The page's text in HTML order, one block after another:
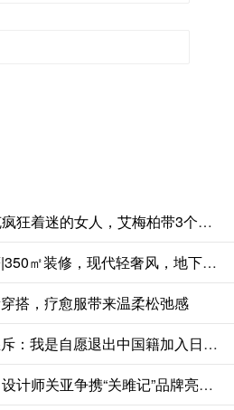
红盘策略APP下载 马斯克疯狂着迷的女人，艾梅柏带3个娃隐居西班牙，孩子生父成谜
成都配资网 昆明山海原著|350㎡装修，现代轻奢风，地下室通透感堪比一楼
搭，疗愈服带来温柔松弛感
美林证券官网 张本智和怒斥：我是自愿退出中国籍加入日本的，凭啥让我滚出中国
亿策略配资平台APP下载 设计师关亚争携“关雎记”品牌亮相中国国际时装周